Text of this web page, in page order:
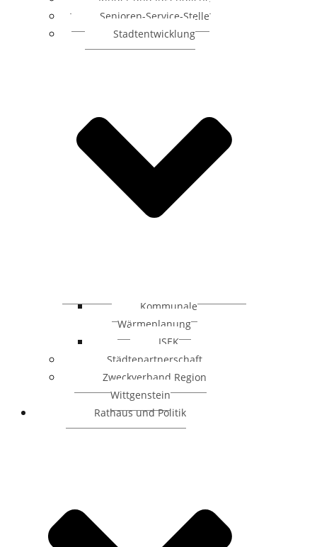
Senioren-Service-Stelle
Stadtentwicklung
Kommunale
Wärmeplanung
ISEK
Städtepartnerschaft
Zweckverband Region
Wittgenstein
Rathaus und Politik